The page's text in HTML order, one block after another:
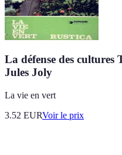
La défense des cultures
Jules Joly
La vie en vert
3.52 EURVoir le prix